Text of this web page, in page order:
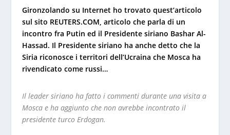
Gironzolando su Internet ho trovato quest’articolo
sul sito REUTERS.COM, articolo che parla di un
incontro fra Putin ed il Presidente siriano Bashar Al-
Hassad. Il Presidente siriano ha anche detto che la
Siria riconosce i territori dell’Ucraina che Mosca ha
rivendicato come russi…
Il leader siriano ha fatto i commenti durante una visita a
Mosca e ha aggiunto che non avrebbe incontrato il
presidente turco Erdogan.